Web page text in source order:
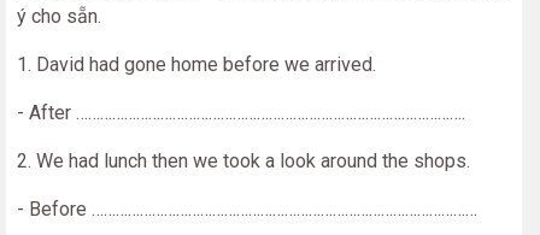
ý cho sẵn.
1. David had gone home before we arrived.
- After …………………………………………………………………………………….
2. We had lunch then we took a look around the shops.
- Before ……………………………………………………………………………………